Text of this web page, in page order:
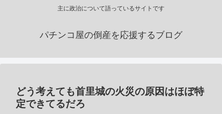
主に政治について語っているサイトです
パチンコ屋の倒産を応援するブログ
どう考えても首里城の火災の原因はほぼ特
定できてるだろ